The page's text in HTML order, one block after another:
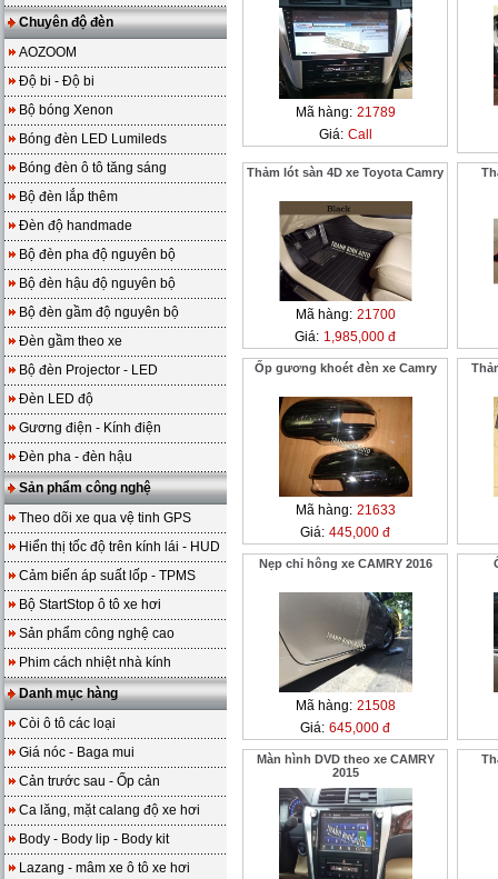
Chuyên độ đèn
AOZOOM
Độ bi - Độ bi
Bộ bóng Xenon
Bóng đèn LED Lumileds
Bóng đèn ô tô tăng sáng
Bộ đèn lắp thêm
Đèn độ handmade
Bộ đèn pha độ nguyên bộ
Bộ đèn hậu độ nguyên bộ
Bộ đèn gầm độ nguyên bộ
Đèn gầm theo xe
Bộ đèn Projector - LED
Đèn LED độ
Gương điện - Kính điện
Đèn pha - đèn hậu
Sản phẩm công nghệ
Theo dõi xe qua vệ tinh GPS
Hiển thị tốc độ trên kính lái - HUD
Cảm biến áp suất lốp - TPMS
Bộ StartStop ô tô xe hơi
Sản phẩm công nghệ cao
Phim cách nhiệt nhà kính
Danh mục hàng
Còi ô tô các loại
Giá nóc - Baga mui
Cản trước sau - Ốp cản
Ca lăng, mặt calang độ xe hơi
Body - Body lip - Body kit
Lazang - mâm xe ô tô xe hơi
Mã hàng: 21789
Giá: Call
Thảm lót sàn 4D xe Toyota Camry
Mã hàng: 21700
Giá: 1,985,000 đ
Ốp gương khoét đèn xe Camry
Mã hàng: 21633
Giá: 445,000 đ
Nẹp chỉ hông xe CAMRY 2016
Mã hàng: 21508
Giá: 645,000 đ
Màn hình DVD theo xe CAMRY
2015